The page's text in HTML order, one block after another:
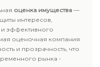
оценка имущества —
интересов,
эффективного
оценочная компания
и прозрачность, что
рынка -